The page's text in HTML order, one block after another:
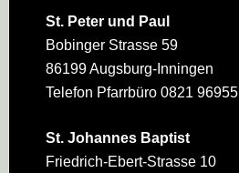
St. Peter und Paul
Bobinger Strasse 59
86199 Augsburg-Inningen
Telefon Pfarrbüro 0821 96955
St. Johannes Baptist
Friedrich-Ebert-Strasse 10